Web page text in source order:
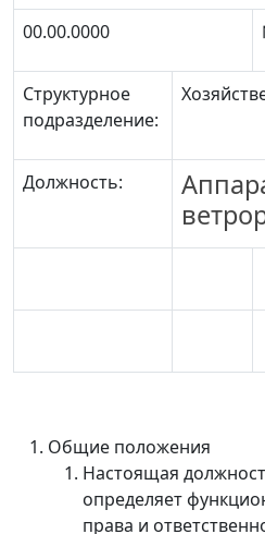
00.00.0000
Структурное
подразделение:
Должность:
Общие положения
Настоящая
определяет
права и